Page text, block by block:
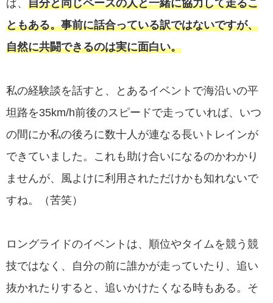
ば、 自分と同じペースの人と一緒に協力して走るこ
ともある。事前に話合っている訳ではないですが、
自然に共闘できるのは実に面白い。
私の経験談を話すと、とあるイベントで海沿いの平
坦路を35km/h前後のスピードで走っていれば、いつ
の間にか私の後ろに数十人が連なる長いトレインが
できていました。これも助け合いになるのかわかり
ませんが、風よけに利用されただけかも知れないで
すね。（苦笑）
ロングライドのイベントは、順位やタイムを競う競
技ではなく、自分の前に誰かが走っていたり、追い
抜かれたりすると、追いかけたくなる時もある。そ